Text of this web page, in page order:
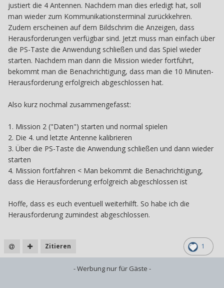
justiert die 4 Antennen. Nachdem man dies erledigt hat, soll
man wieder zum Kommunikationsterminal zurückkehren.
Zudem erscheinen auf dem Bildschrim die Anzeigen, dass
Herausforderungen verfügbar sind. Jetzt muss man einfach über
die PS-Taste die Anwendung schließen und das Spiel wieder
starten. Nachdem man dann die Mission wieder fortführt,
bekommt man die Benachrichtigung, dass man die 10 Minuten-
Herausforderung erfolgreich abgeschlossen hat.
Also kurz nochmal zusammengefasst:
1. Mission 2 ("Daten") starten und normal spielen
2. Die 4. und letzte Antenne kalibrieren
3. Über die PS-Taste die Anwendung schließen und dann wieder
starten
4. Mission fortfahren < Man bekommt die Benachrichtigung,
dass die Herausforderung erfolgreich abgeschlossen ist
Hoffe, dass es euch eventuell weiterhilft. So habe ich die
Herausforderung zumindest abgeschlossen.
1
Zitieren
- Werbung nur für Gäste -